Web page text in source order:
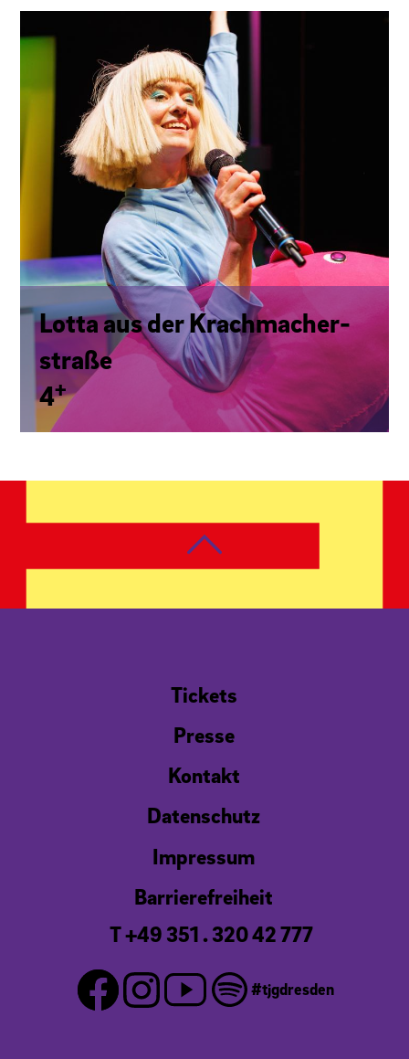
Lotta aus der Krach­ma­cher­
stra­ße
4+
Tickets
Presse
Kontakt
Datenschutz
Impressum
Barrierefreiheit
T +49 351 . 320 42 777
#tjgdresden